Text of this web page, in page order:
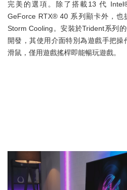
完美的選項。除了搭載13 代
GeForce RTX® 40 系列顯卡外，
Storm Cooling。安裝於Trident系列
開發，其使用介面特別為遊戲手把
滑鼠，僅用遊戲搖桿即能暢玩遊戲。